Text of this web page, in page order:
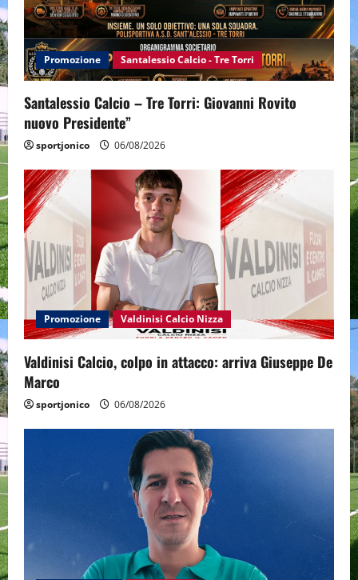
Promozione Santalessio Calcio - Tre Torri
Santalessio Calcio – Tre Torri: Giovanni Rovito
nuovo Presidente”
sportjonico 06/08/2026
Promozione Valdinisi Calcio Nizza
Valdinisi Calcio, colpo in attacco: arriva Giuseppe De
Marco
sportjonico 06/08/2026